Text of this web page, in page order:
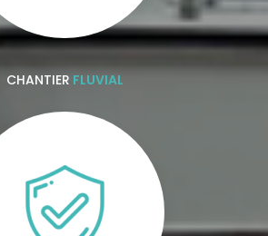
CHANTIER FLUVIAL